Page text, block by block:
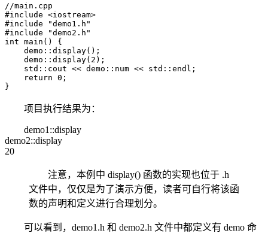
//main.cpp
#include <iostream>
#include "demo1.h"
#include "demo2.h"
int main() {
    demo::display();
    demo::display(2);
    std::cout << demo::num << std::endl;
    return 0;
}
项目执行结果为：
demo1::display
demo2::display
20
注意，本例中 display() 函数的实现也位于 .h
文件中，仅仅是为了演示方便，读者可自行将该函
数的声明和定义进行合理划分。
可以看到，demo1.h 和 demo2.h 文件中都定义有 demo 命